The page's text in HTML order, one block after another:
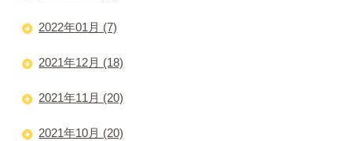
2022年01月 (7)
2021年12月 (18)
2021年11月 (20)
2021年10月 (20)